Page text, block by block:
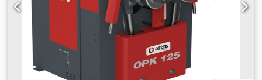
20.490 Std. Gut erhaltene Maschine, durchgehend mit
Wartungsvertrag von Bystronic UK betreut. Djdpfsgwa Swjx
Aarjck Enthaltene Optionen: - Bypos automatische
Fokussierung - CutControl - 2 Schneidköpfe - Werkzeug
und Zubehör - Torit-Absauganlage Lieferung,
Inbetriebnahme und Einweisung gegen Aufpreis möglich.